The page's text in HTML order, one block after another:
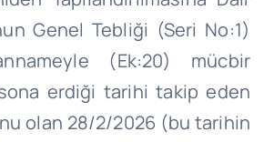
Genel Tebliği (Seri No:1)
(Ek:20) mücbir
erdiği tarihi takip eden
olan 28/2/2026 (bu tarihin